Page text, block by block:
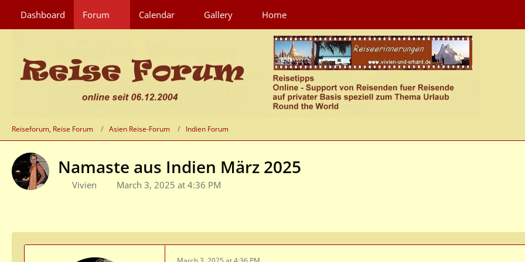
Dashboard Forum Calendar Gallery Home
Reiseforum, Reise Forum Asien Reise-Forum Indien Forum
Namaste aus Indien März 2025
Vivien March 3, 2025 at 4:36 PM